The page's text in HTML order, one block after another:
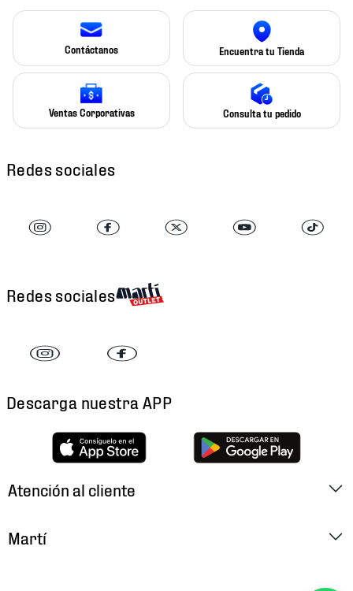
Contáctanos Encuentra tu Tienda
Ventas Corporativas Consulta tu pedido
Redes sociales
Redes sociales
Descarga nuestra APP
Atención al cliente
Martí